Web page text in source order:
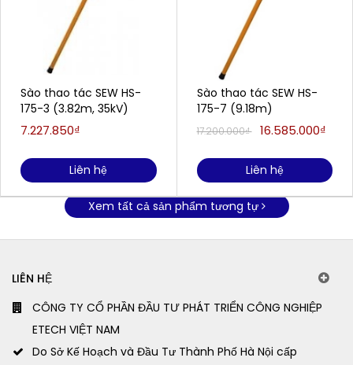
Sào thao tác SEW HS-
175-3 (3.82m, 35kV)
7.227.850₫
Liên hệ
Sào thao tác SEW HS-
175-7 (9.18m)
17.200.000₫ 16.585.000₫
Liên hệ
Xem tất cả sản phẩm tương tự
LIÊN HỆ
CÔNG TY CỔ PHẦN ĐẦU TƯ PHÁT TRIỂN CÔNG NGHIỆP
ETECH VIỆT NAM
Do Sở Kế Hoạch và Đầu Tư Thành Phố Hà Nội cấp